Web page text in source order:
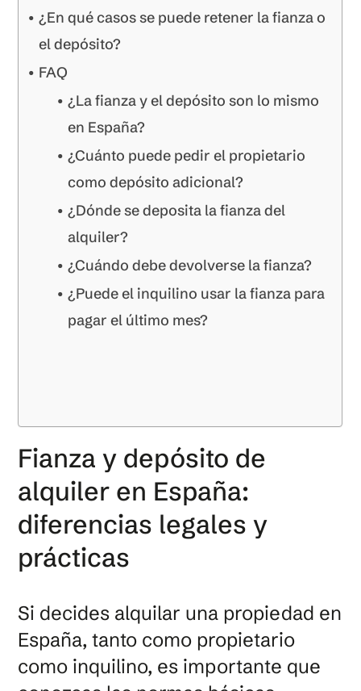
¿En qué casos se puede retener la fianza o
el depósito?
FAQ
¿La fianza y el depósito son lo mismo
en España?
¿Cuánto puede pedir el propietario
como depósito adicional?
¿Dónde se deposita la fianza del
alquiler?
¿Cuándo debe devolverse la fianza?
¿Puede el inquilino usar la fianza para
pagar el último mes?
Fianza y depósito de
alquiler en España:
diferencias legales y
prácticas
Si decides alquilar una propiedad en
España, tanto como propietario
como inquilino, es importante que